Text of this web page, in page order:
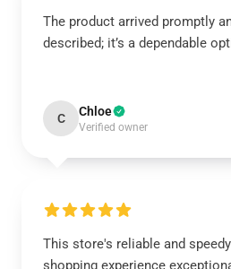
The product arrived promptly
described; it’s a dependable
C Chloe
Verified owner
This store's reliable and
shopping experience